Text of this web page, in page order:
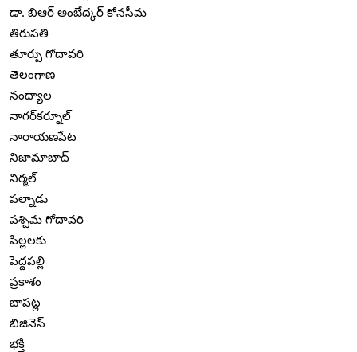
డా. బిఆర్ అంబేద్కర్ కోనసీమ
తిరుపతి
తూర్పు గోదావరి
తెలంగాణ
నంద్యాల
నాగర్‌కర్నూల్
నారాయణపేట
నిజామాబాద్
నిర్మల్
పల్నాడు
పశ్చిమ గోదావరి
పిల్లలకు
పెద్దపల్లి
ప్రకాశం
బాపట్ల
బిజినెస్
భక్తి